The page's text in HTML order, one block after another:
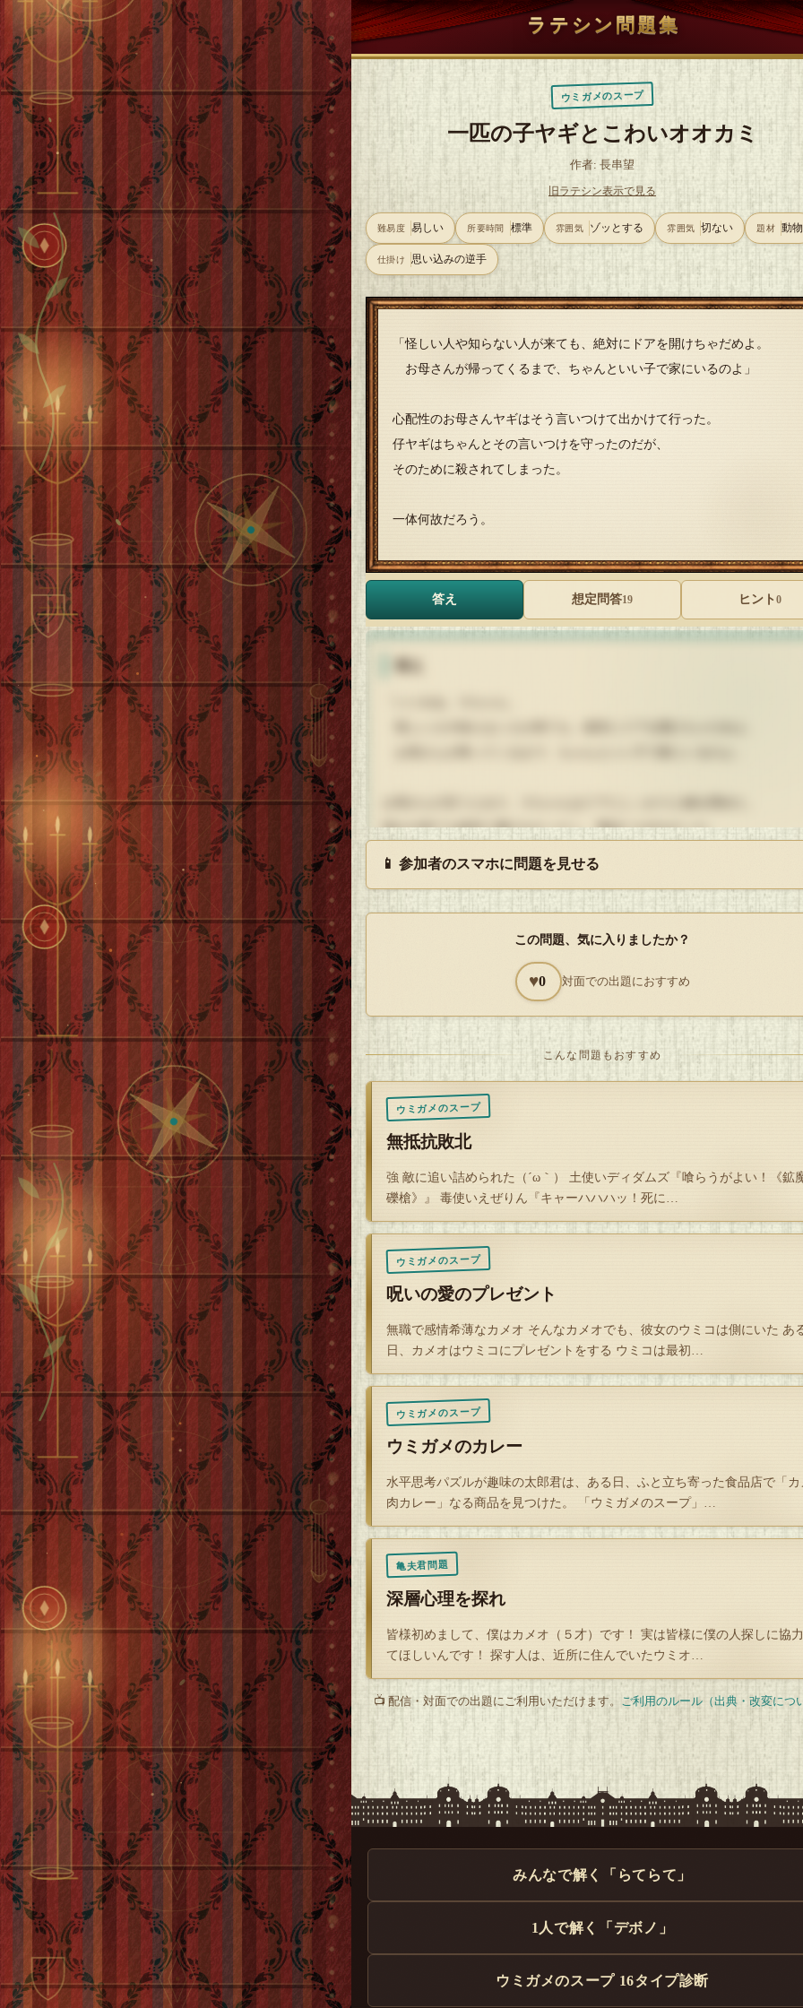
ラテシン問題集
ウミガメのスープ
一匹の子ヤギとこわいオオカミ
作者: 長串望
旧ラテシン表示で見る
難易度 易しい 所要時間 標準 雰囲気 ゾッとする 雰囲気 切ない 題材 動物
仕掛け 思い込みの逆手
「怪しい人や知らない人が来ても、絶対にドアを開けちゃだめよ。
お母さんが帰ってくるまで、ちゃんといい子で家にいるのよ」
心配性のお母さんヤギはそう言いつけて出かけて行った。
仔ヤギはちゃんとその言いつけを守ったのだが、
そのために殺されてしまった。
一体何故だろう。
答え 想定問答19 ヒント 0
誰かが来ても絶対に開けなかったし、電話にも出なかった。
いつまでもいつまでも言いつけを守った。
そしてお母さんは帰ってこなかった。
そういうお話でした。
— 単発。可愛そうな子ヤギ。難易度は中？
解答を開封する
📱 参加者のスマホに問題を見せる
この問題、気に入りましたか？
♥0 対面での出題におすすめ
こんな問題もおすすめ
ウミガメのスープ
無抵抗敗北
強 敵に追い詰められた（´ω｀） 土使いディダムズ『喰らうがよい！《鉱
礫槍》』 毒使いえぜりん『キャーハハハッ！死に…
ウミガメのスープ
呪いの愛のプレゼント
無職で感情希薄なカメオ そんなカメオでも、彼女のウミコは側にいた あ
日、カメオはウミコにプレゼントをする ウミコは最初…
ウミガメのスープ
ウミガメのカレー
水平思考パズルが趣味の太郎君は、ある日、ふと立ち寄った食品店で「カ
肉カレー」なる商品を見つけた。 「ウミガメのスープ」…
亀夫君問題
深層心理を探れ
皆様初めまして、僕はカメオ（５才）です！ 実は皆様に僕の人探しに協
てほしいんです！ 探す人は、近所に住んでいたウミオ…
📺 配信・対面での出題にご利用いただけます。 ご利用のルール（出典・改変につ
みんなで解く「らてらて」
1人で解く「デボノ」
ウミガメのスープ 16タイプ診断